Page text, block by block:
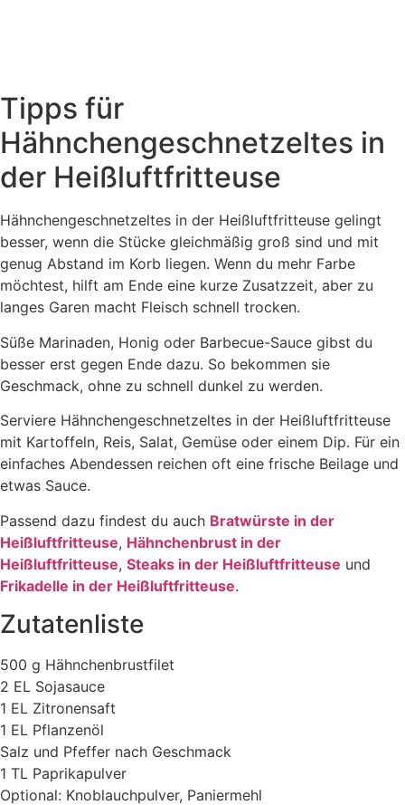
Tipps für
Hähnchengeschnetzeltes in
der Heißluftfritteuse
Hähnchengeschnetzeltes in der Heißluftfritteuse gelingt
besser, wenn die Stücke gleichmäßig groß sind und mit
genug Abstand im Korb liegen. Wenn du mehr Farbe
möchtest, hilft am Ende eine kurze Zusatzzeit, aber zu
langes Garen macht Fleisch schnell trocken.
Süße Marinaden, Honig oder Barbecue-Sauce gibst du
besser erst gegen Ende dazu. So bekommen sie
Geschmack, ohne zu schnell dunkel zu werden.
Serviere Hähnchengeschnetzeltes in der Heißluftfritteuse
mit Kartoffeln, Reis, Salat, Gemüse oder einem Dip. Für ein
einfaches Abendessen reichen oft eine frische Beilage und
etwas Sauce.
Passend dazu findest du auch Bratwürste in der
Heißluftfritteuse, Hähnchenbrust in der
Heißluftfritteuse, Steaks in der Heißluftfritteuse und
Frikadelle in der Heißluftfritteuse.
Zutatenliste
500 g Hähnchenbrustfilet
2 EL Sojasauce
1 EL Zitronensaft
1 EL Pflanzenöl
Salz und Pfeffer nach Geschmack
1 TL Paprikapulver
Optional: Knoblauchpulver, Paniermehl